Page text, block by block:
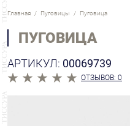
Главная Пуговицы Пуговица
ПУГОВИЦА
АРТИКУЛ: 00069739
ОТЗЫВОВ: 0